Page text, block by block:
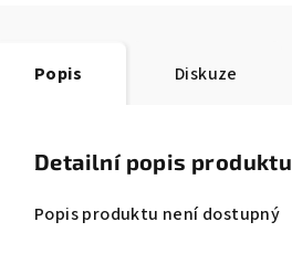
Popis Diskuze
Detailní popis produktu
Popis produktu není dostupný